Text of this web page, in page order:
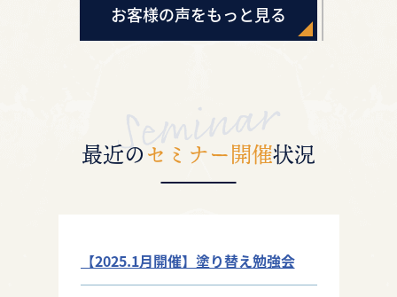
お客様の声をもっと見る
最近のセミナー開催状況
【2025.1月開催】塗り替え勉強会